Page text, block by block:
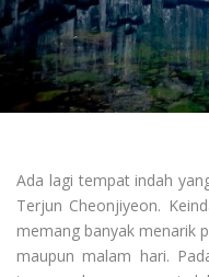
Ada lagi tempat indah
Terjun Cheonjiyeon.
memang banyak menarik
maupun malam hari.